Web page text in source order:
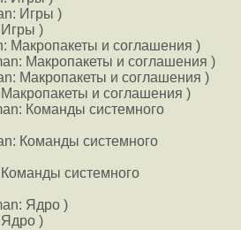
Игры )
Игры )
Макропакеты и соглашения )
Макропакеты и соглашения )
Макропакеты и соглашения )
и соглашения )
Команды системного
Команды системного
системного
Ядро )
Ядро )